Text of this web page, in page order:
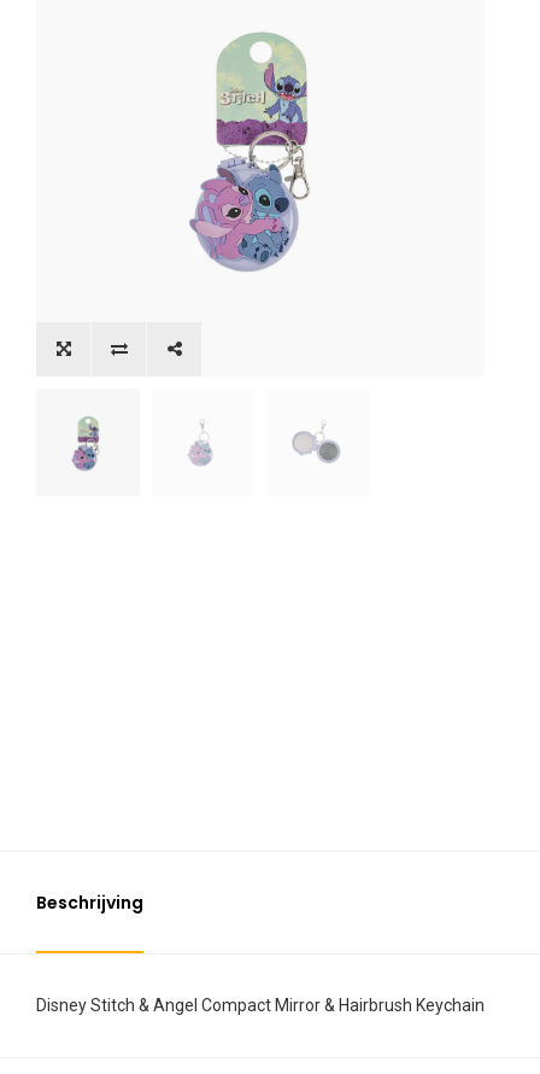
Beschrijving
Disney Stitch & Angel Compact Mirror & Hairbrush Keychain